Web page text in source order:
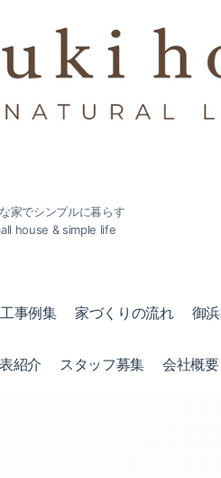
家でシンプルに暮らす
house & simple life
事例集 家づくりの流れ 御
紹介 スタッフ募集 会社概要